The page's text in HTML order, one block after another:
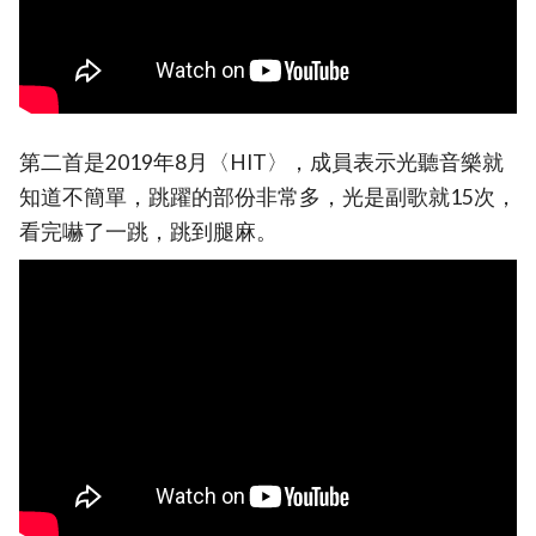
第二首是2019年8月〈HIT〉，成員表示光聽音樂就
知道不簡單，跳躍的部份非常多，光是副歌就15次，
看完嚇了一跳，跳到腿麻。